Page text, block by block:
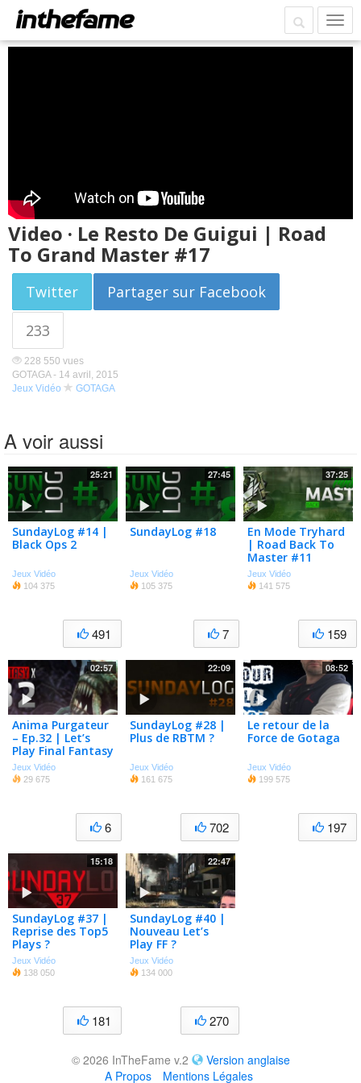
Video · Le Resto De Guigui | Road
To Grand Master #17
Twitter
Partager sur Facebook
233
228 550 vues
GOTAGA - 14 avril, 2015
Jeux Vidéo
GOTAGA
A voir aussi
25:21
SundayLog #14 |
Black Ops 2
Jeux Vidéo
104 375
491
27:45
SundayLog #18
Jeux Vidéo
105 375
7
37:25
En Mode Tryhard
| Road Back To
Master #11
Jeux Vidéo
141 575
159
02:57
Anima Purgateur
– Ep.32 | Let’s
Play Final Fantasy
X HD
Jeux Vidéo
29 675
6
22:09
SundayLog #28 |
Plus de RBTM ?
Jeux Vidéo
161 675
702
08:52
Le retour de la
Force de Gotaga
Jeux Vidéo
199 575
197
15:18
SundayLog #37 |
Reprise des Top5
Plays ?
Jeux Vidéo
138 050
181
22:47
SundayLog #40 |
Nouveau Let’s
Play FF ?
Jeux Vidéo
134 000
270
© 2026 InTheFame v.2
Version anglaise
A Propos
Mentions Légales